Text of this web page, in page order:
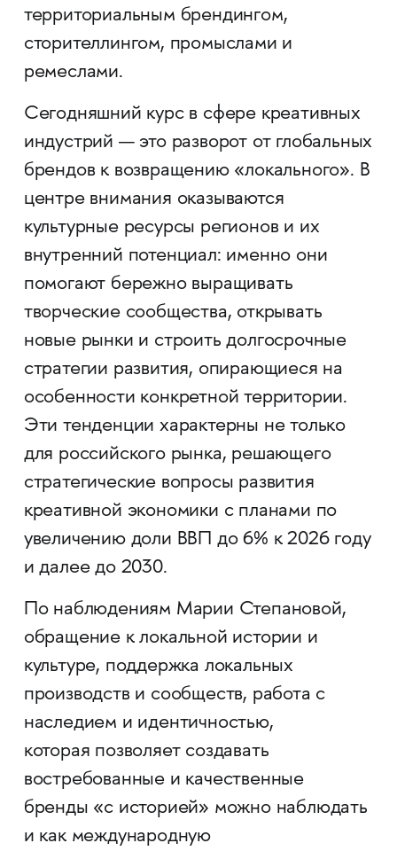
территориальным брендингом,
сторителлингом, промыслами и
ремеслами.
Сегодняшний курс в сфере креативных
индустрий — это разворот от глобальных
брендов к возвращению «локального». В
центре внимания оказываются
культурные ресурсы регионов и их
внутренний потенциал: именно они
помогают бережно выращивать
творческие сообщества, открывать
новые рынки и строить долгосрочные
стратегии развития, опирающиеся на
особенности конкретной территории.
Эти тенденции характерны не только
для российского рынка, решающего
стратегические вопросы развития
креативной экономики с планами по
увеличению доли ВВП до 6% к 2026 году
и далее до 2030.
По наблюдениям Марии Степановой,
обращение к локальной истории и
культуре, поддержка локальных
производств и сообществ, работа с
наследием и идентичностью,
которая позволяет создавать
востребованные и качественные
бренды «с историей» можно наблюдать
и как международную